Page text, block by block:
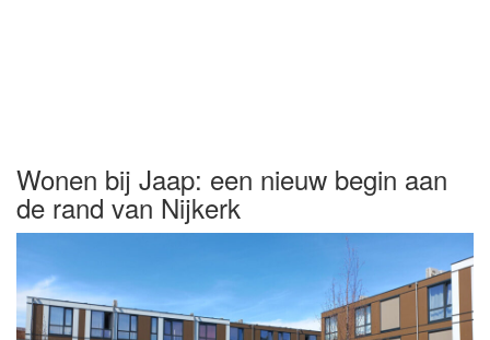
Wonen bij Jaap: een nieuw begin aan
de rand van Nijkerk